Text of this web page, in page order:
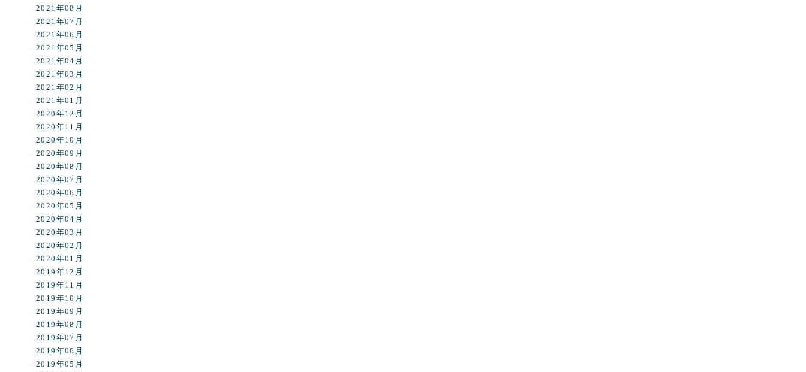
2021年08月
2021年07月
2021年06月
2021年05月
2021年04月
2021年03月
2021年02月
2021年01月
2020年12月
2020年11月
2020年10月
2020年09月
2020年08月
2020年07月
2020年06月
2020年05月
2020年04月
2020年03月
2020年02月
2020年01月
2019年12月
2019年11月
2019年10月
2019年09月
2019年08月
2019年07月
2019年06月
2019年05月